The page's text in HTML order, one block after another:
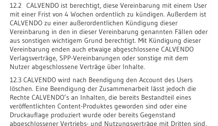
12.2 CALVENDO ist berechtigt, diese Vereinbarung mit einem User
mit einer Frist von 4 Wochen ordentlich zu kündigen. Außerdem ist
CALVENDO zu einer außerordentlichen Kündigung dieser
Vereinbarung in den in dieser Vereinbarung genannten Fällen oder
aus sonstigen wichtigem Grund berechtigt. Mit Kündigung dieser
Vereinbarung enden auch etwaige abgeschlossene CALVENDO
Verlagsverträge, SPP-Vereinbarungen oder sonstige mit dem
Nutzer abgeschlossene Verträge über Inhalte.
12.3 CALVENDO wird nach Beendigung den Account des Users
löschen. Eine Beendigung der Zusammenarbeit lässt jedoch die
Rechte CALVENDO’s an Inhalten, die bereits Bestandteil eines
veröffentlichten Content-Produktes geworden sind oder eine
Druckauflage produziert wurde oder bereits Gegenstand
abgeschlossener Vertriebs- und Nutzungsverträge mit Dritten sind,